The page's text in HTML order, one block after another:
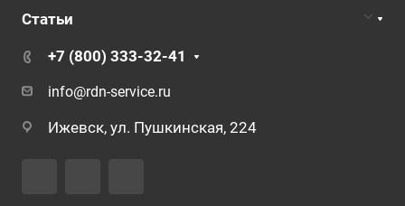
Статьи
+7 (800) 333-32-41
info@rdn-service.ru
Ижевск, ул. Пушкинская, 224